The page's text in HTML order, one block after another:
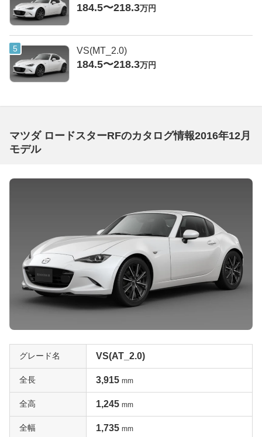
184.5〜218.3万円
VS(MT_2.0)
184.5〜218.3万円
マツダ ロードスターRFのカタログ情報2016年12月
モデル
グレード名 VS(AT_2.0)
全長 3,915 mm
全高 1,245 mm
全幅 1,735 mm